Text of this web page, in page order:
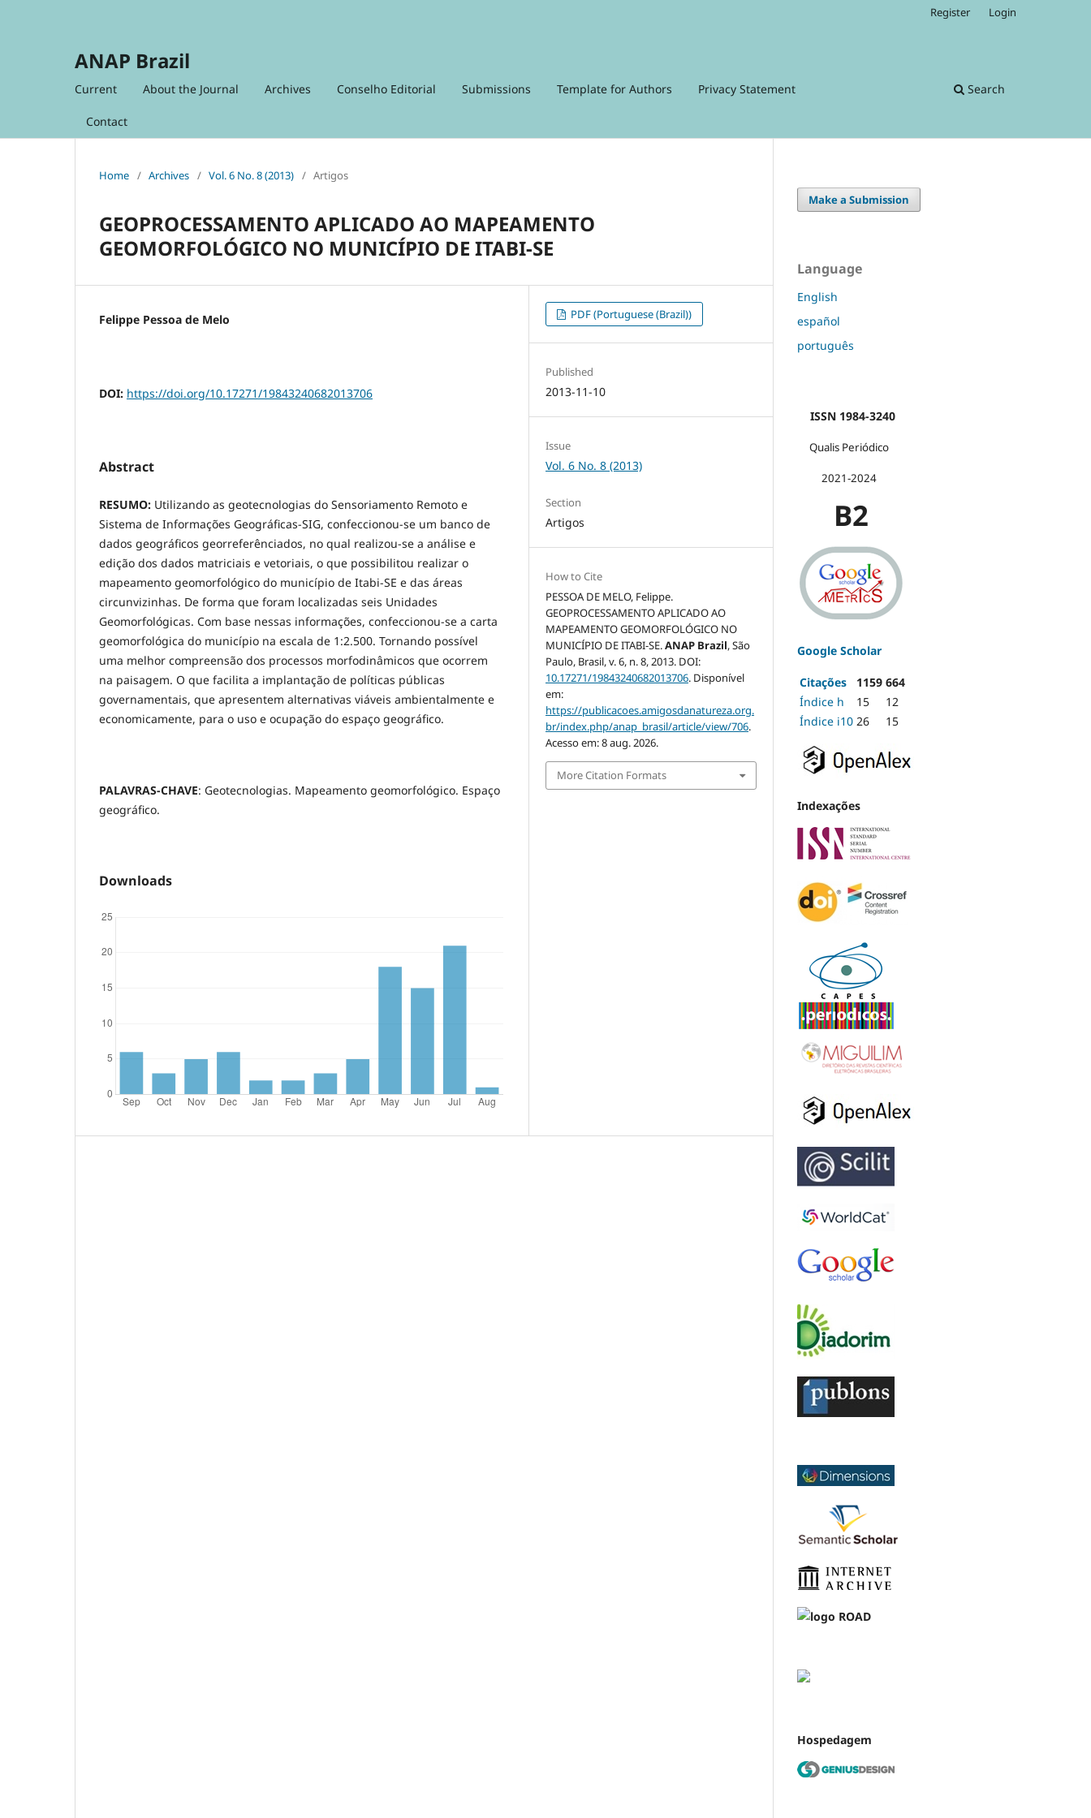
ANAP Brazil
Current About the Journal Archives Conselho Editorial Submissions Template for Authors Privacy Statement
Contact
Search
Register Login
Home / Archives / Vol. 6 No. 8 (2013) / Artigos
GEOPROCESSAMENTO APLICADO AO MAPEAMENTO
GEOMORFOLÓGICO NO MUNICÍPIO DE ITABI-SE
Felippe Pessoa de Melo
DOI: https://doi.org/10.17271/19843240682013706
Abstract
RESUMO: Utilizando as geotecnologias do Sensoriamento Remoto e
Sistema de Informações Geográficas-SIG, confeccionou-se um banco de
dados geográficos georreferênciados, no qual realizou-se a análise e
edição dos dados matriciais e vetoriais, o que possibilitou realizar o
mapeamento geomorfológico do município de Itabi-SE e das áreas
circunvizinhas. De forma que foram localizadas seis Unidades
Geomorfológicas. Com base nessas informações, confeccionou-se a carta
geomorfológica do município na escala de 1:2.500. Tornando possível
uma melhor compreensão dos processos morfodinâmicos que ocorrem
na paisagem. O que facilita a implantação de políticas públicas
governamentais, que apresentem alternativas viáveis ambientalmente e
economicamente, para o uso e ocupação do espaço geográfico.
PALAVRAS-CHAVE: Geotecnologias. Mapeamento geomorfológico. Espaço
geográfico.
Downloads
PDF (Portuguese (Brazil))
Published
2013-11-10
Issue
Vol. 6 No. 8 (2013)
Section
Artigos
How to Cite
PESSOA DE MELO, Felippe.
GEOPROCESSAMENTO APLICADO AO
MAPEAMENTO GEOMORFOLÓGICO NO
MUNICÍPIO DE ITABI-SE.ANAP Brazil, São
Paulo, Brasil, v. 6, n. 8, 2013. DOI:
10.17271/19843240682013706. Disponível
em:
https://publicacoes.amigosdanatureza.org.
br/index.php/anap_brasil/article/view/706.
Acesso em: 8 aug. 2026.
More Citation Formats
Make a Submission
Language
English
español
português
ISSN 1984-3240
Qualis Periódico
2021-2024
B2
Google Scholar
Citações 1159 664
Índice h
15
12
Índice i10 26 15
Indexações
Hospedagem